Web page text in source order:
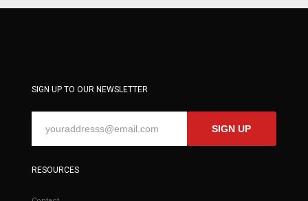
SIGN UP TO OUR NEWSLETTER
SIGN UP
RESOURCES